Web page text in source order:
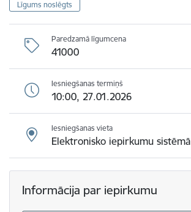
Līgums noslēgts
Paredzamā līgumcena
41000
Iesniegšanas termiņš
10:00, 27.01.2026
Iesniegšanas vieta
Elektronisko iepirkumu sistēmā
Informācija par iepirkumu